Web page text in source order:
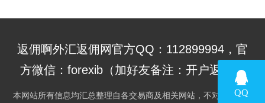
返佣啊外汇返佣网官方QQ：112899994，官
方微信：forexib（加好友备注：开户返佣）
本网站所有信息均汇总整理自各交易商及相关网站，不对其提供